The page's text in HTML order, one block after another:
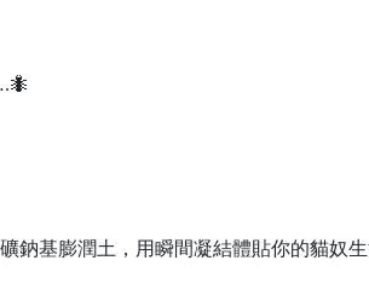
基膨潤土，用瞬間凝結體貼你的貓奴生